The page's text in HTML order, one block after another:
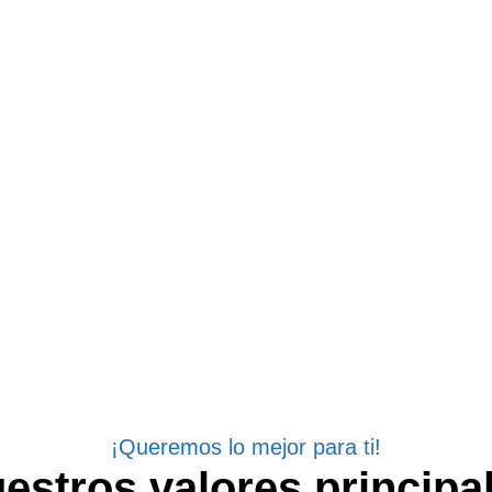
¡Queremos lo mejor para ti!